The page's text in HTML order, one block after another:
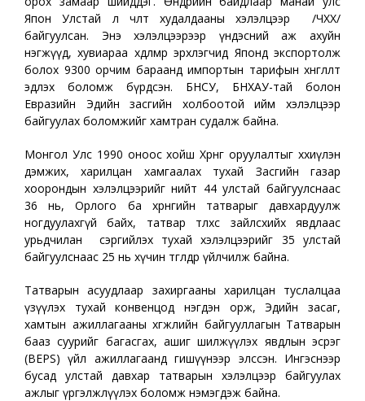
Япон Улстай л чөлөөт худалдааны хэлэлцээр /ЧХХ/
байгуулсан. Энэ хэлэлцээрээр үндэсний аж ахуйн
нэгжүүд, хувиараа хөдөлмөр эрхлэгчид Японд экспортолж
болох 9300 орчим бараанд импортын тарифын хөнгөлөлт
эдлэх боломж бүрдсэн. БНСУ, БНХАУ-тай болон
Евразийн Эдийн засгийн холбоотой ийм хэлэлцээр
байгуулах боломжийг хамтран судалж байна.
Монгол Улс 1990 оноос хойш Хөрөнгө оруулалтыг хөхиүлэн
дэмжих, харилцан хамгаалах тухай Засгийн газар
хоорондын хэлэлцээрийг нийт 44 улстай байгуулснаас
36 нь, Орлого ба хөрөнгийн татварыг давхардуулж
ногдуулахгүй байх, татвар төлөхөөс зайлсхийх явдлаас
урьдчилан сэргийлэх тухай хэлэлцээрийг 35 улстай
байгуулснаас 25 нь хүчин төгөлдөр үйлчилж байна.
Татварын асуудлаар захиргааны харилцан туслалцаа
үзүүлэх тухай конвенцод нэгдэн орж, Эдийн засаг,
хамтын ажиллагааны хөгжлийн байгууллагын Татварын
бааз суурийг багасгах, ашиг шилжүүлэх явдлын эсрэг
(BEPS) үйл ажиллагаанд гишүүнээр элссэн. Ингэснээр
бусад улстай давхар татварын хэлэлцээр байгуулах
ажлыг үргэлжлүүлэх боломж нэмэгдэж байна.